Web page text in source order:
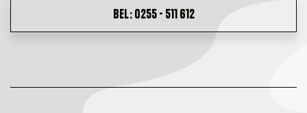
BEL: 0255 - 511 612